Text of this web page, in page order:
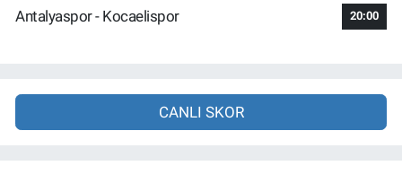
Antalyaspor - Kocaelispor 20:00
CANLI SKOR